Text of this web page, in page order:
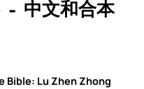
– 中文和合本
Bible: Lu Zhen Zhong